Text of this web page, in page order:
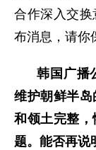
合作深入交
布消息，请你
韩国广播
维护朝鲜半
和领土完整
题。能否再说